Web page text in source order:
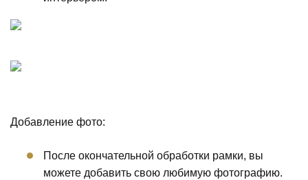
Добавление фото:
После окончательной обработки рамки, вы
можете добавить свою любимую фотографию.